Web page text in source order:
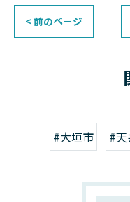
< 前のページ
#大垣市 #天